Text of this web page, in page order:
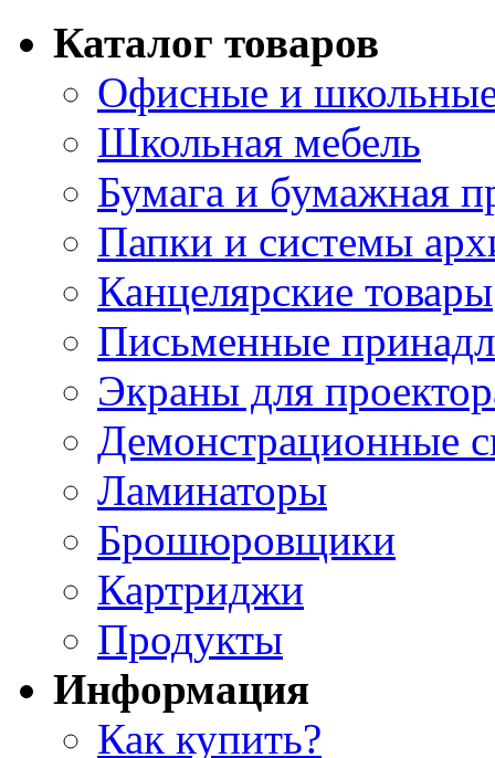
Каталог товаров
Офисные и
Школьная мебель
Бумага и бумажная
Папки и системы
Канцелярские товары
Письменные
Экраны для
Демонстрационные
Ламинаторы
Брошюровщики
Картриджи
Продукты
Информация
Как купить?